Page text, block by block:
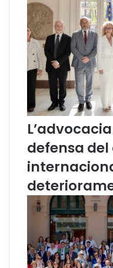
n
a
defensa